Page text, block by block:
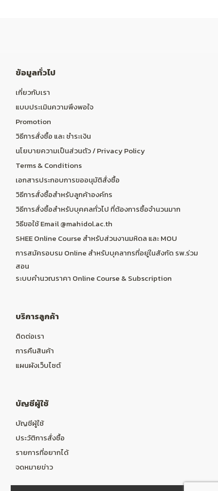
ข้อมูลทั่วไป
เกี่ยวกับเรา
แบบประเมินความพึงพอใจ
Promotion
วิธีการสั่งซื้อ และ ชำระเงิน
นโยบายความเป็นส่วนตัว / Privacy Policy
Terms & Conditions
เอกสารประกอบการขออนุมัติสั่งซื้อ
วิธีการสั่งซื้อสำหรับลูกค้าองค์กร
วิธีการสั่งซื้อสำหรับบุคคลทั่วไป ที่ต้องการซื้อจำนวนมาก
วิธีขอใช้ Email @mahidol.ac.th
SHEE Online Course สำหรับส่วนงานมหิดล และ MOU
การสมัครอบรม Online สำหรับบุคลากรที่อยู่ในสังกัด รพ.ร่วม
สอน
ระบบคำนวณราคา Online Course & Subscription
บริการลูกค้า
ติดต่อเรา
การคืนสินค้า
แผนผังเว็บไซต์
บัญชีผู้ใช้
บัญชีผู้ใช้
ประวัติการสั่งซื้อ
รายการที่อยากได้
จดหมายข่าว